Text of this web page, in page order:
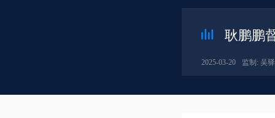
耿鹏鹏
2025-03-20 监制: 吴驿